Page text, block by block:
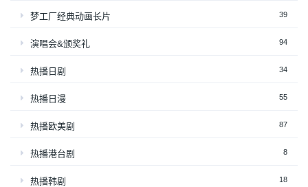
梦工厂经典动画长片 39
演唱会&颁奖礼 94
热播日剧 34
热播日漫 55
热播欧美剧 87
热播港台剧 8
热播韩剧 18